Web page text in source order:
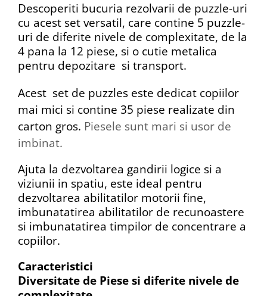
Descoperiti bucuria rezolvarii de puzzle-uri
cu acest set versatil, care contine 5 puzzle-
uri de diferite nivele de complexitate, de la
4 pana la 12 piese, si o cutie metalica
pentru depozitare si transport.
Acest set de puzzles este dedicat copiilor
mai mici si contine 35 piese realizate din
carton gros. Piesele sunt mari si usor de
imbinat.
Ajuta la dezvoltarea gandirii logice si a
viziunii in spatiu, este ideal pentru
dezvoltarea abilitatilor motorii fine,
imbunatatirea abilitatilor de recunoastere
si imbunatatirea timpilor de concentrare a
copiilor.
Caracteristici
Diversitate de Piese si diferite nivele de